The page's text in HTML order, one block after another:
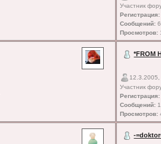
Участник
Регистрация:
Сообщений:
Просмотров:
*FROM
12.3.2005,
Участник
Регистрация:
Сообщений: 1
Просмотров:
-